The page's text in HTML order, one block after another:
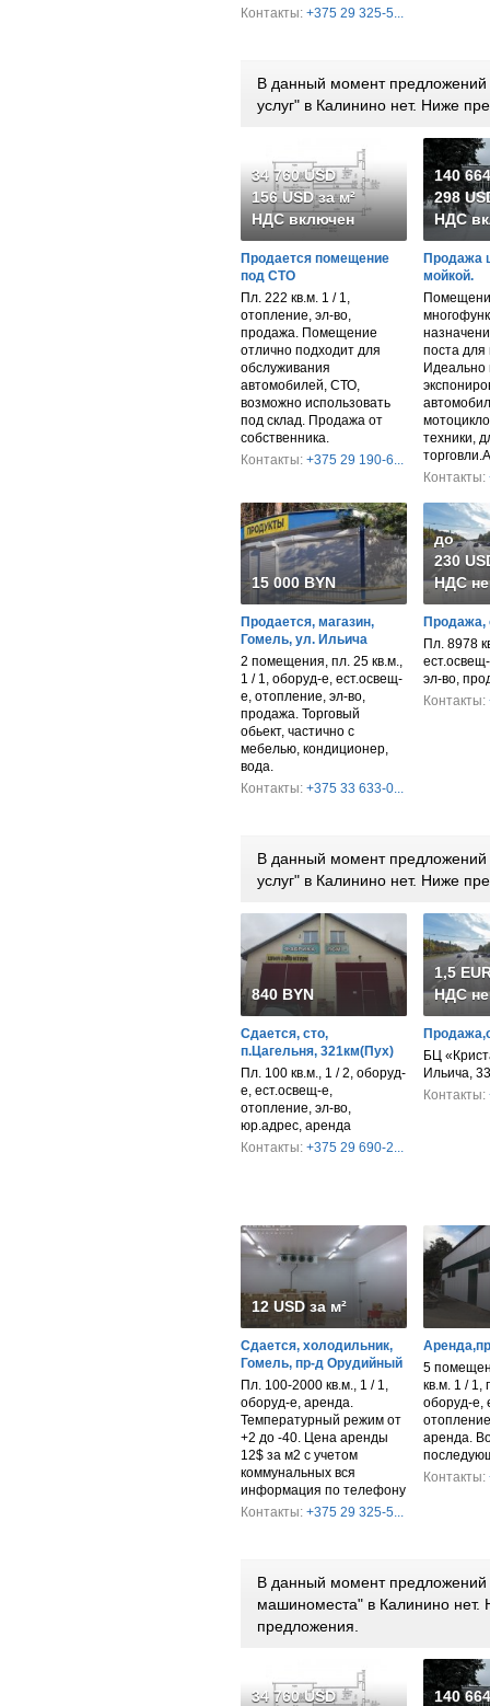
Контакты: +375 29 325-5...
В данный момент
услуг" в Калинино нет. Ниже
34 760 USD
156 USD за м²
НДС включен
Продается помещение
под СТО
Пл. 222 кв.м. 1 / 1,
отопление, эл-во,
продажа. Помещение
отлично подходит для
обслуживания
автомобилей, СТО,
возможно использовать
под склад. Продажа от
собственника.
Контакты: +375 29 190-6...
140
298
НДС
Продажа
мойкой.
поста для
Идеально
техники,
Контакты:
15 000 BYN
Продается, магазин,
Гомель, ул. Ильича
2 помещения, пл. 25 кв.м.,
1 / 1, оборуд-е, ест.освещ-
е, отопление, эл-во,
продажа. Торговый
обьект, частично с
мебелью, кондиционер,
вода.
Контакты: +375 33 633-0...
до
230
НДС
Продажа,
Пл. 8978
эл-во,
Контакты:
В данный момент
услуг" в Калинино нет. Ниже
840 BYN
Сдается, сто,
п.Цагельня, 321км(Пух)
Пл. 100 кв.м., 1 / 2, оборуд-
е, ест.освещ-е,
отопление, эл-во,
юр.адрес, аренда
Контакты: +375 29 690-2...
1,5
НДС
БЦ
Ильича,
Контакты:
12 USD за м²
Сдается, холодильник,
Гомель, пр-д Орудийный
Пл. 100-2000 кв.м., 1 / 1,
оборуд-е, аренда.
Температурный режим от
+2 до -40. Цена аренды
12$ за м2 с учетом
коммунальных вся
информация по телефону
Контакты: +375 29 325-5...
5
кв.м. 1 / 1,
оборуд-е,
аренда.
Контакты:
В данный момент
машиноместа" в Калинино
предложения.
34 760 USD
140